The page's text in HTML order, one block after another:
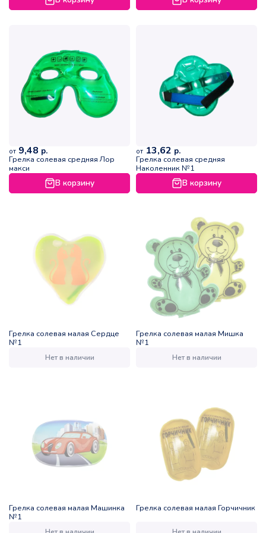
от 9,48 р.
Грелка солевая средняя Лор
макси
В корзину
от 13,62 р.
Грелка солевая средняя
Наколенник №1
В корзину
Грелка солевая малая Сердце
№1
Нет в наличии
Грелка солевая малая Мишка
№1
Нет в наличии
Грелка солевая малая Машинка
№1
Грелка солевая малая Горчичник